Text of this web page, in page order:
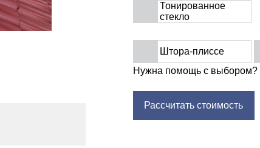
Тонированное
стекло
Штора-плиссе
Нужна помощь с выбором?
Рассчитать стоимость